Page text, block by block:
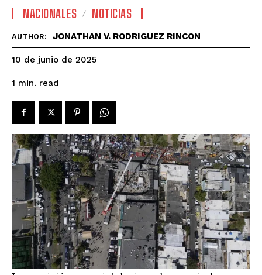
NACIONALES NOTICIAS
AUTHOR: JONATHAN V. RODRIGUEZ RINCON
10 de junio de 2025
1 min. read